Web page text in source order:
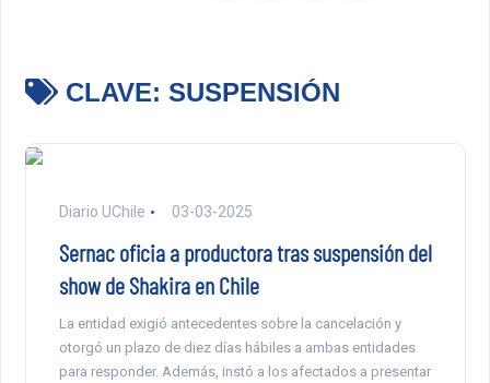
CLAVE: SUSPENSIÓN
Diario UChile 03-03-2025
Sernac oficia a productora tras suspensión del
show de Shakira en Chile
La entidad exigió antecedentes sobre la cancelación y
otorgó un plazo de diez días hábiles a ambas entidades
para responder. Además, instó a los afectados a presentar